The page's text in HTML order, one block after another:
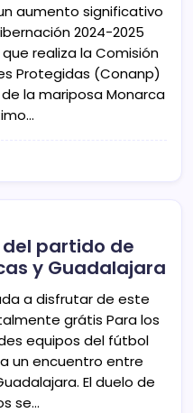
aumento significativo
2024-2025
realiza la Comisión
Protegidas (Conanp)
la mariposa Monarca
partido de
y Guadalajara
a disfrutar de este
grátis Para los
equipos del fútbol
un encuentro entre
El duelo de
se…